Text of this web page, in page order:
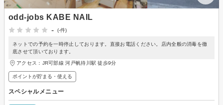
odd-jobs KABE NAIL
-
(-件)
ネットでの予約を一時停止しております。直接お電話ください。店内全般の消毒を徹
底させて頂いております。
アクセス：JR可部線 河戸帆待川駅 徒歩9分
ポイントが貯まる・使える
スペシャルメニュー